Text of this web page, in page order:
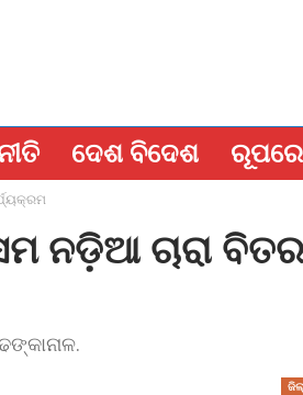
ଦେଶ ବିଦେଶ
ନଡ଼ିଆ ଚାରା